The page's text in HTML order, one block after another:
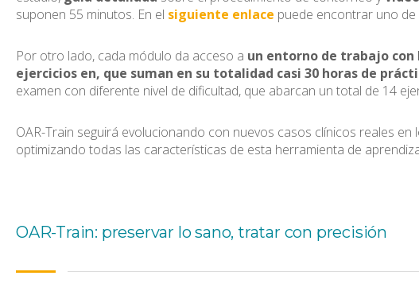
suponen 55 minutos. En el siguiente enlace puede encontrar uno de
Por otro lado, cada módulo da acceso a un entorno de trabajo
ejercicios en, que suman en su totalidad casi 30 horas de
examen con diferente nivel de dificultad, que abarcan un total de 14
OAR-Train seguirá evolucionando con nuevos casos clínicos reales
optimizando todas las características de esta herramienta de
OAR-Train: preservar lo sano, tratar con precisión